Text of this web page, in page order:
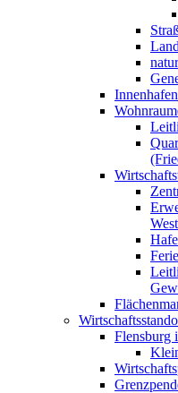
Innenhafen
Flensburg